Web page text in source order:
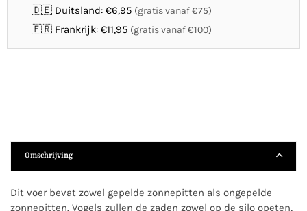
🇩🇪 Duitsland: €6,95 (gratis vanaf €75)
🇫🇷 Frankrijk: €11,95 (gratis vanaf €100)
Omschrijving
Dit voer bevat zowel gepelde zonnepitten als ongepelde
zonnepitten. Vogels zullen de zaden zowel op de silo opeten,